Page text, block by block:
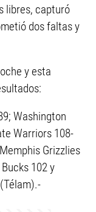
libres, capturó
dos faltas y
y esta
Washington
Warriors 108-
Grizzlies
102 y